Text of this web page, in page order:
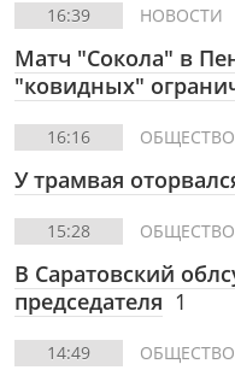
16:39 НОВОСТИ
Матч "Сокола" в
"ковидных"
16:16 ОБЩЕСТВО
У трамвая
15:28 ОБЩЕСТВО
В Саратовский
председателя 1
14:49 ОБЩЕСТВО